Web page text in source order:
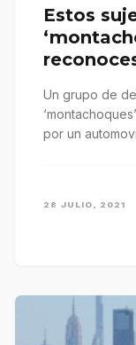
Estos
Un grupo de
por un
28 JULIO, 2021